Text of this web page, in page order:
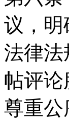
议，明
法律法
帖评
尊重公